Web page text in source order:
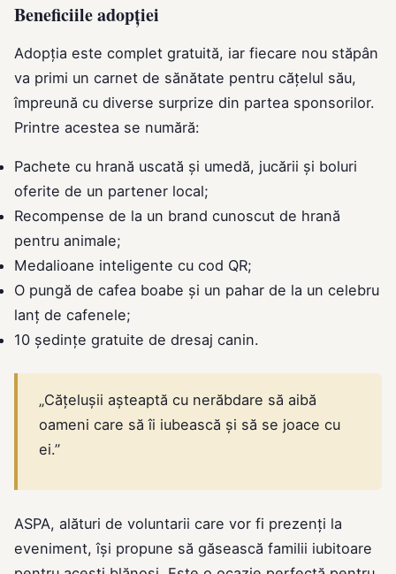
Beneficiile adopției
Adopția este complet gratuită, iar fiecare nou stăpân
va primi un carnet de sănătate pentru cățelul său,
împreună cu diverse surprize din partea sponsorilor.
Printre acestea se numără:
Pachete cu hrană uscată și umedă, jucării și boluri
oferite de un partener local;
Recompense de la un brand cunoscut de hrană
pentru animale;
Medalioane inteligente cu cod QR;
O pungă de cafea boabe și un pahar de la un celebru
lanț de cafenele;
10 ședințe gratuite de dresaj canin.
„Cățelușii așteaptă cu nerăbdare să aibă
oameni care să îi iubească și să se joace cu
ei.”
ASPA, alături de voluntarii care vor fi prezenți la
eveniment, își propune să găsească familii iubitoare